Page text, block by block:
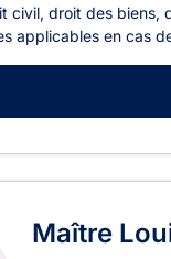
civil, droit des biens,
applicables en cas
Maître